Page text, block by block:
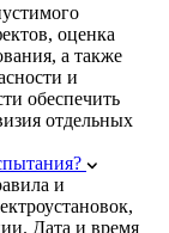
оценка
а также
и
обеспечить
отдельных
и
Дата и время